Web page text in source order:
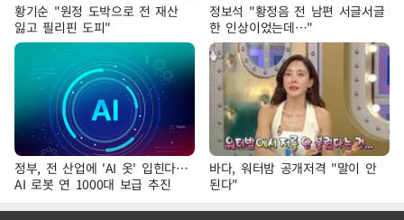
황기순 "원정 도박으로 전 재산
잃고 필리핀 도피"
정보석 "황정음 전 남편 서글서글
한 인상이었는데…"
정부, 전 산업에 'AI 옷' 입힌다…
AI 로봇 연 1000대 보급 추진
바다, 워터밤 공개저격 "말이 안
된다"